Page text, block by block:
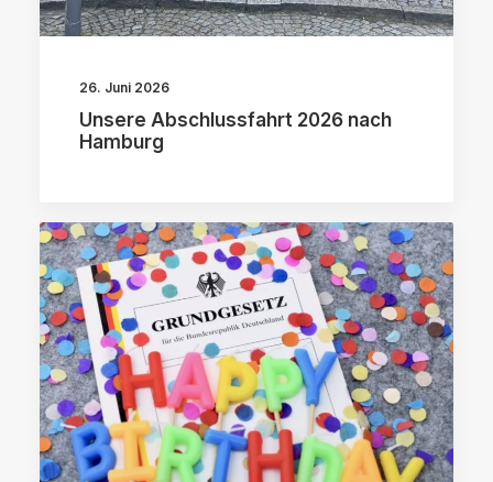
26. Juni 2026
Unsere Abschlussfahrt 2026 nach
Hamburg